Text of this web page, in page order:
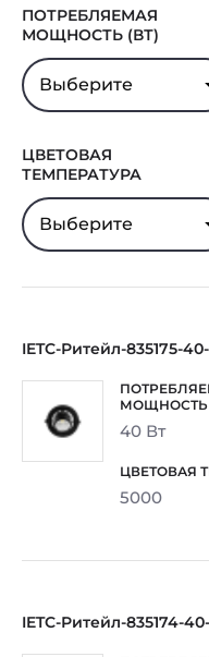
ПОТРЕБЛЯЕМАЯ
МОЩНОСТЬ (ВТ)
Выберите
ЦВЕТОВАЯ
ТЕМПЕРАТУРА
Выберите
IETC-Ритейл-835175-
40 Вт
5000
IETC-Ритейл-835174-